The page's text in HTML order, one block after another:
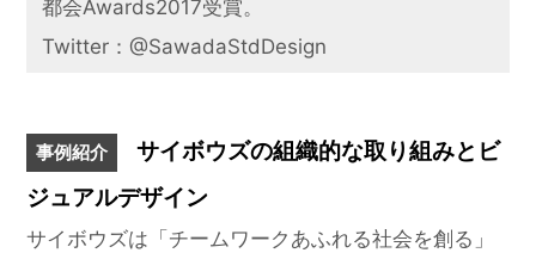
都会Awards2017受賞。
Twitter：@SawadaStdDesign
事例紹介
サイボウズの組織的な取り組みとビ
ジュアルデザイン
サイボウズは「チームワークあふれる社会を創る」